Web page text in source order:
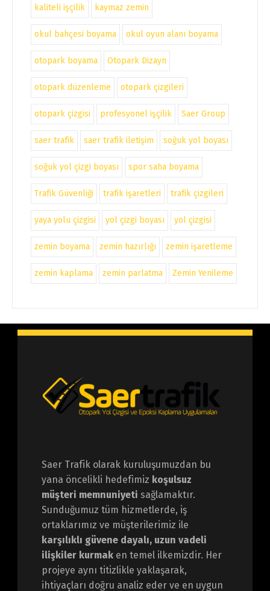
kaliteli işçilik kaymaz zemin
okul bahçesi boyama okul oyun alanı boyama
otopark boyama Otopark Dizayn
otopark düzenleme otopark çizgileri
otopark çizgisi profesyonel işçilik Saer Group
saer trafik saer trafik iletişim soğuk yol boyası
soğuk yol çizgi boyası spor saha boyama
Trafik Güvenliği trafik işaretleri trafik çizgileri
yaya yolu çizgisi yol çizgi boyası yol çizgisi
zemin boyama zemin hazırlığı zemin işaretleme
zemin kaplama zemin parlatma Zemin Yenileme
Saer Trafik olarak kuruluşumuzdan bu
yana öncelikli hedefimiz koşulsuz
müşteri memnuniyeti sağlamaktır.
Sunduğumuz tüm hizmetlerde, iş
ortaklarımız ve müşterilerimiz ile
karşılıklı güvene dayalı, uzun vadeli
ilişkiler kurmaken temel ilkemizdir. Her
projeye aynı titizlikle yaklaşarak,
ihtiyaçları doğru analiz eder ve en uygun